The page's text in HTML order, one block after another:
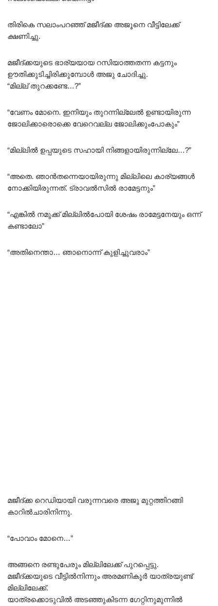
തിരികെ സലാംപറഞ്ഞ് മജീദ്ക്ക അജൂനെ വീട്ടിലേക്ക്
ക്ഷണിച്ചു.
മജീദ്ക്കയുടെ ഭാര്യയായ റസിയാത്തതന്ന കട്ടനും
ഊതിക്കുടിച്ചിരിക്കുമ്പോൾ അജു ചോദിച്ചു.
“മില്ല് തുറക്കണ്ടേ…?”
“വേണം മോനെ. ഇനിയും തുറന്നില്ലേൽ ഉണ്ടായിരുന്ന
ജോലിക്കാരൊക്കെ വേറെവല്ല ജോലിക്കുംപോകും”
“മില്ലിൽ ഉപ്പയുടെ സഹായി നിങ്ങളായിരുന്നില്ലേ…?”
“അതെ. ഞാൻതന്നെയായിരുന്നു മില്ലിലെ കാര്യങ്ങൾ
നോക്കിയിരുന്നത്. ട്രാവൽസിൽ രാമേട്ടനും”
“എങ്കിൽ നമുക്ക് മില്ലിൽപോയി ശേഷം രാമേട്ടനേയും ഒന്ന്
കണ്ടാലോ”
“അതിനെന്താ… ഞാനൊന്ന് കുളിച്ചുവരാം”
മജീദ്ക്ക റെഡിയായി വരുന്നവരെ അജു മുറ്റത്തിറങ്ങി
കാറിൽചാരിനിന്നു.
“പോവാം മോനെ…”
അങ്ങനെ രണ്ടുപേരും മില്ലിലേക്ക് പുറപ്പെട്ടു.
മജീദ്ക്കയുടെ വീട്ടിൽനിന്നും അരമണികൂർ യാത്രയുണ്ട്
മില്ലിലേക്ക്.
യാത്രക്കൊടുവിൽ അടഞ്ഞുകിടന്ന ഗേറ്റിനുമുന്നിൽ